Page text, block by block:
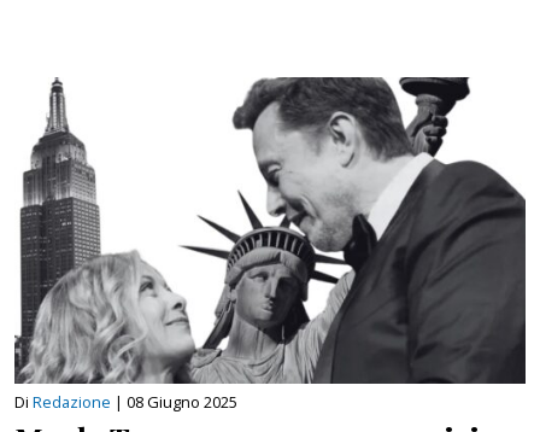
Di Redazione | 08 Giugno 2025